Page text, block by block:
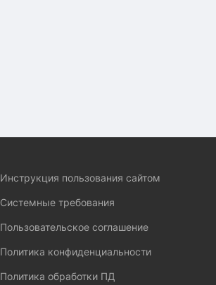
Инструкция пользования сайтом
Системные требования
Пользовательское соглашение
Политика конфиденциальности
Политика обработки ПД